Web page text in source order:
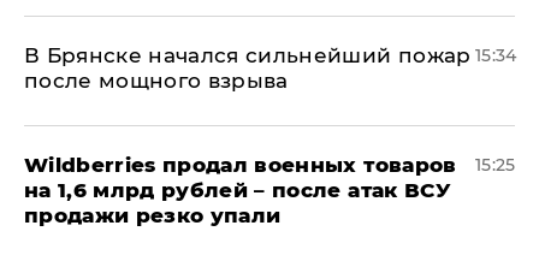
В Брянске начался сильнейший пожар
после мощного взрыва
15:34
​Wildberries продал военных товаров
на 1,6 млрд рублей – после атак ВСУ
продажи резко упали
15:25